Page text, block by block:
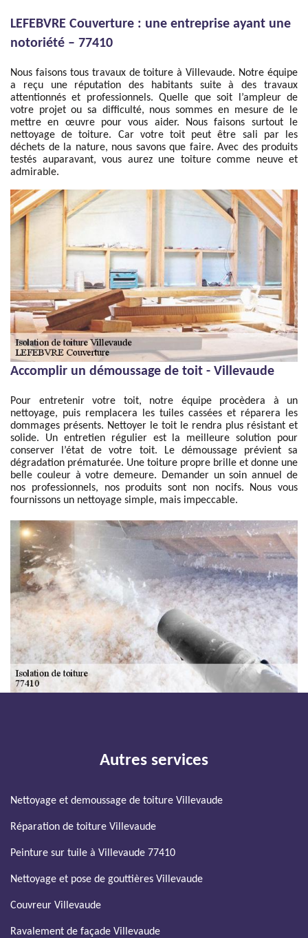
LEFEBVRE Couverture : une entreprise ayant une
notoriété – 77410
Nous faisons tous travaux de toiture à Villevaude. Notre équipe
a reçu une réputation des habitants suite à des travaux
attentionnés et professionnels. Quelle que soit l’ampleur de
votre projet ou sa difficulté, nous sommes en mesure de le
mettre en œuvre pour vous aider. Nous faisons surtout le
nettoyage de toiture. Car votre toit peut être sali par les
déchets de la nature, nous savons que faire. Avec des produits
testés auparavant, vous aurez une toiture comme neuve et
admirable.
Accomplir un démoussage de toit - Villevaude
Pour entretenir votre toit, notre équipe procèdera à un
nettoyage, puis remplacera les tuiles cassées et réparera les
dommages présents. Nettoyer le toit le rendra plus résistant et
solide. Un entretien régulier est la meilleure solution pour
conserver l’état de votre toit. Le démoussage prévient sa
dégradation prématurée. Une toiture propre brille et donne une
belle couleur à votre demeure. Demander un soin annuel de
nos professionnels, nos produits sont non nocifs. Nous vous
fournissons un nettoyage simple, mais impeccable.
Autres services
Nettoyage et demoussage de toiture Villevaude
Réparation de toiture Villevaude
Peinture sur tuile à Villevaude 77410
Nettoyage et pose de gouttières Villevaude
Couvreur Villevaude
Ravalement de façade Villevaude